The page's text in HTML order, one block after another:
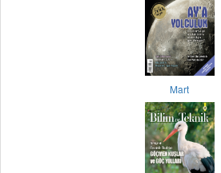
Mart